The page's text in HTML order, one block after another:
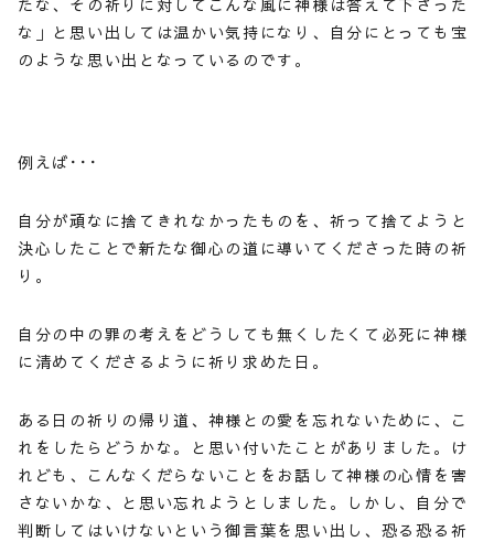
たな、その祈りに対してこんな風に神様は答えて下さった
な」と思い出しては温かい気持になり、自分にとっても宝
のような思い出となっているのです。
例えば･･･
自分が頑なに捨てきれなかったものを、祈って捨てようと
決心したことで新たな御心の道に導いてくださった時の祈
り。
自分の中の罪の考えをどうしても無くしたくて必死に神様
に清めてくださるように祈り求めた日。
ある日の祈りの帰り道、神様との愛を忘れないために、こ
れをしたらどうかな。と思い付いたことがありました。け
れども、こんなくだらないことをお話して神様の心情を害
さないかな、と思い忘れようとしました。しかし、自分で
判断してはいけないという御言葉を思い出し、恐る恐る祈